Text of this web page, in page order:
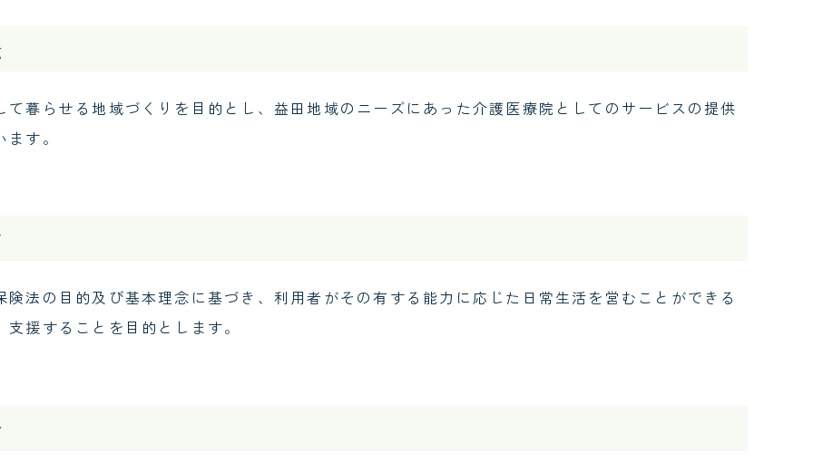
て暮らせる地域づくりを目的とし、益田地域のニーズにあった介護医療院としてのサービスの提供
す。
険法の目的及び基本理念に基づき、利用者がその有する能力に応じた日常生活を営むことができる
支援することを目的とします。